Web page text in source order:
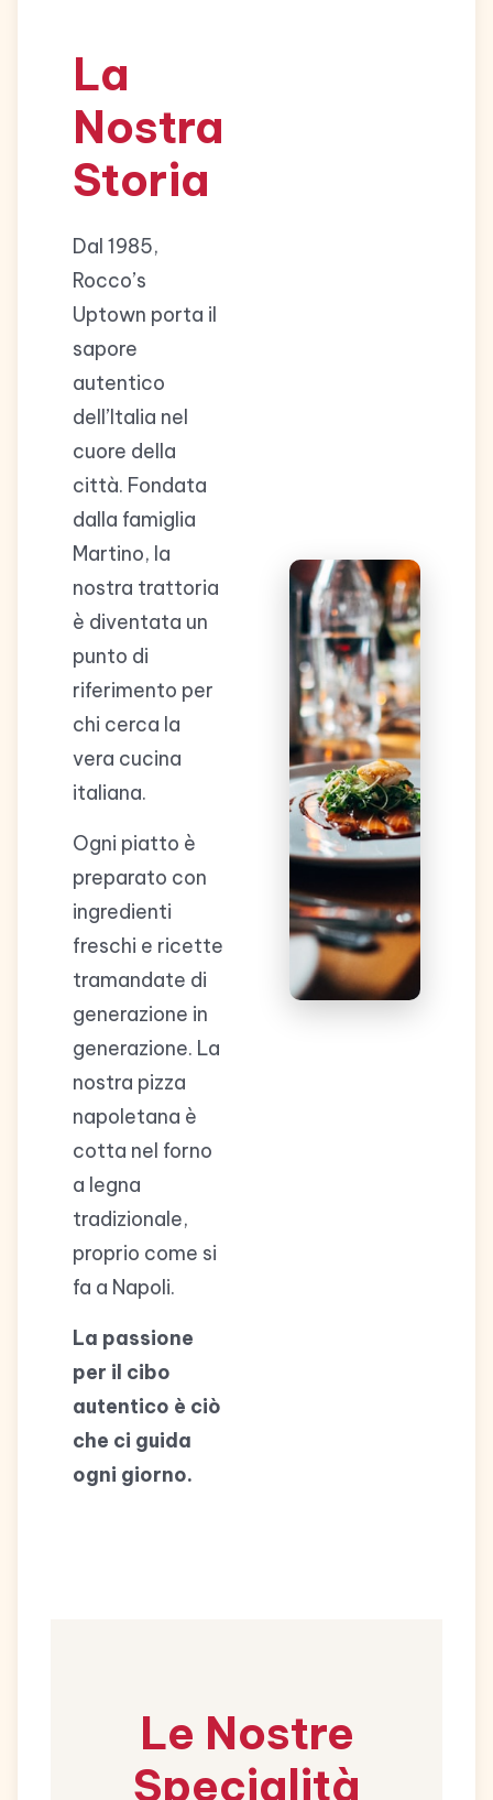
La
Nostra
Storia
Dal 1985,
Rocco’s
Uptown porta il
sapore
autentico
dell’Italia nel
cuore della
città. Fondata
dalla famiglia
Martino, la
nostra trattoria
è diventata un
punto di
riferimento per
chi cerca la
vera cucina
italiana.
Ogni piatto è
preparato con
ingredienti
freschi e ricette
tramandate di
generazione in
generazione. La
nostra pizza
napoletana è
cotta nel forno
a legna
tradizionale,
proprio come si
fa a Napoli.
La passione
per il cibo
autentico è ciò
che ci guida
ogni giorno.
Le Nostre
Specialità